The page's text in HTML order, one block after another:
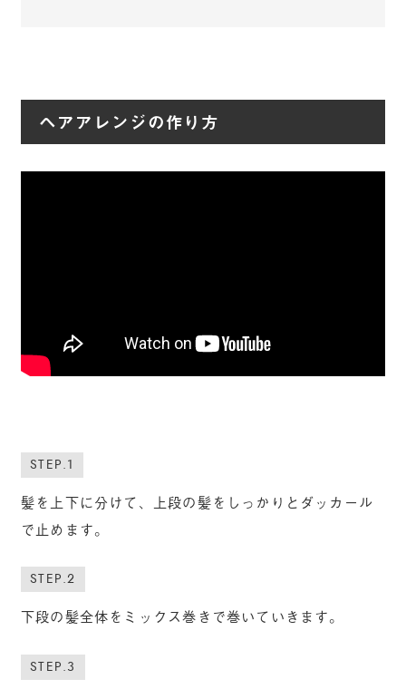
ヘアアレンジの作り方
STEP.1
髪を上下に分けて、上段の髪をしっかりとダッカール
で止めます。
STEP.2
下段の髪全体をミックス巻きで巻いていきます。
STEP.3